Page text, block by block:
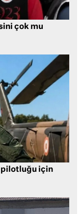
çok mu
pilotluğu için